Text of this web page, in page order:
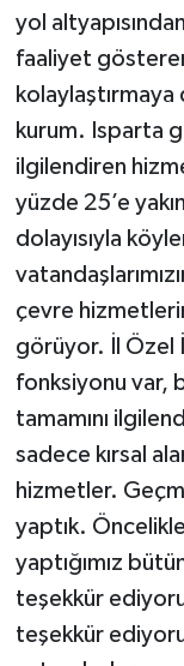
yol
faaliyet
kurum. Isparta
ilgilendiren
yüzde 25’e
dolayısıyla
çevre
görüyor. İl Özel
fonksiyonu var,
tamamını
sadece kırsal
hizmetler.
yaptık.
yaptığımız
teşekkür
teşekkür
Künye